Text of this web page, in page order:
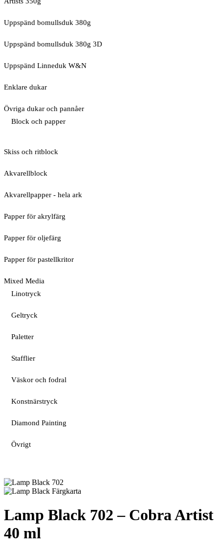
Uppspänd bomullsduk 380g
Uppspänd bomullsduk 380g 3D
Uppspänd Linneduk W&N
Enklare dukar
Övriga dukar och pannåer
Block och papper
Skiss och ritblock
Akvarellblock
Akvarellpapper - hela ark
Papper för akrylfärg
Papper för oljefärg
Papper för pastellkritor
Mixed Media
Linotryck
Geltryck
Paletter
Stafflier
Väskor och fodral
Konstnärstryck
Diamond Painting
Övrigt
Lamp Black 702 – Cobra Artist
40 ml